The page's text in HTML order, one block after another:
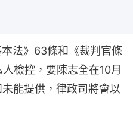
法》63條和《裁判官條
檢控，要陳志全在10月
能提供，律政司將會以